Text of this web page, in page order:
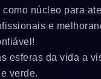
núcleo para
e
esferas da vida a
verde.